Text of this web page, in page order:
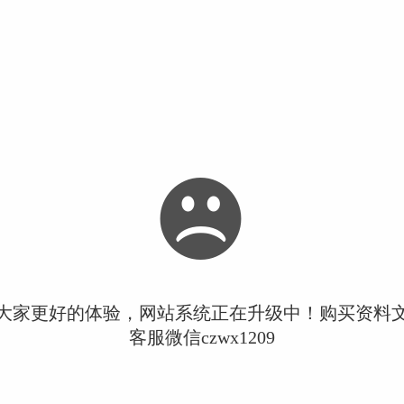
家更好的体验，网站系统正在升级中！购买资料
客服微信czwx1209